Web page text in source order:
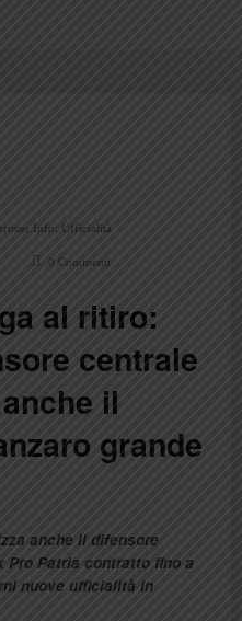
Ufficialità
0 Commenti
al ritiro:
centrale
il
grande
anche il difensore
Pro Patria contratto fino a
nuove ufficialità in